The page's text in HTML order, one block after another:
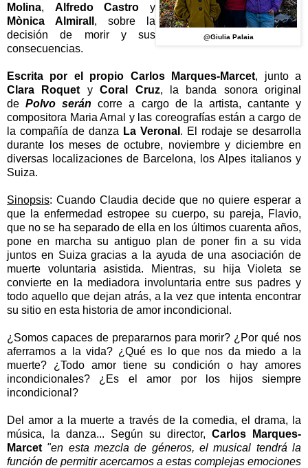
@Giulia Palaia
Molina, Alfredo Castro y
Mònica Almirall , sobre la
decisión de morir y sus
consecuencias.
Escrita por el propio Carlos Marques-Marcet, junto a
Clara Roquet yCoral Cruz, la banda sonora original
dePolvo serán corre a cargo de la artista, cantante y
compositora Maria Arnal y las coreografías están a cargo de
la compañía de danza La Veronal . El rodaje se desarrolla
durante los meses de octubre, noviembre y diciembre en
diversas localizaciones de Barcelona, los Alpes italianos y
Suiza.
Sinopsis: Cuando Claudia decide que no quiere esperar a
que la enfermedad estropee su cuerpo, su pareja, Flavio,
que no se ha separado de ella en los últimos cuarenta años,
pone en marcha su antiguo plan de poner fin a su vida
juntos en Suiza gracias a la ayuda de una asociación de
muerte voluntaria asistida. Mientras, su hija Violeta se
convierte en la mediadora involuntaria entre sus padres y
todo aquello que dejan atrás, a la vez que intenta encontrar
su sitio en esta historia de amor incondicional.
¿Somos capaces de prepararnos para morir? ¿Por qué nos
aferramos a la vida? ¿Qué es lo que nos da miedo a la
muerte? ¿Todo amor tiene su condición o hay amores
incondicionales? ¿Es el amor por los hijos siempre
incondicional?
Del amor a la muerte a través de la comedia, el drama, la
música, la danza... Según su director, Carlos Marques-
Marcet "en esta mezcla de géneros, el musical tendrá la
función de permitir acercarnos a estas complejas emociones